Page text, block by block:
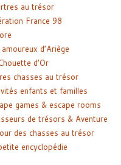
au trésor
France 98
d’Ariège
d’Or
chasses au trésor
enfants et familles
games & escape rooms
de trésors & Aventure
des chasses au trésor
encyclopédie